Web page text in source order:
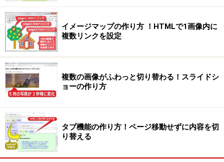
イメージマップの作り方 ！HTMLで1画像内に
複数リンクを設定
複数の画像がふわっと切り替わる！スライドシ
ョーの作り方
タブ機能の作り方！ページ移動せずに内容を切
り替える